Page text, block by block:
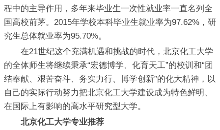
程中的主导作用，多年来毕业生一次性就业率一直名列全
国高校前茅。2015年学校本科毕业生就业率为97.62%，研
究生总体就业率为95.70%。
在21世纪这个充满机遇和挑战的时代，北京化工大学
的全体师生将继续秉承“宏德博学、化育天工”的校训和“团
结奉献、艰苦奋斗、务实力行、博学创新”的化大精神，以
自己的实际行动努力把北京化工大学建设成为特色鲜明、
在国际上有影响的高水平研究型大学。
北京化工大学专业推荐